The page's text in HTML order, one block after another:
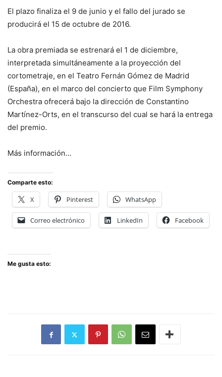
El plazo finaliza el 9 de junio y el fallo del jurado se
producirá el 15 de octubre de 2016.
La obra premiada se estrenará el 1 de diciembre,
interpretada simultáneamente a la proyección del
cortometraje, en el Teatro Fernán Gómez de Madrid
(España), en el marco del concierto que Film Symphony
Orchestra ofrecerá bajo la dirección de Constantino
Martínez-Orts, en el transcurso del cual se hará la entrega
del premio.
Más información…
Comparte esto:
X Pinterest WhatsApp
Correo electrónico LinkedIn Facebook
Me gusta esto: